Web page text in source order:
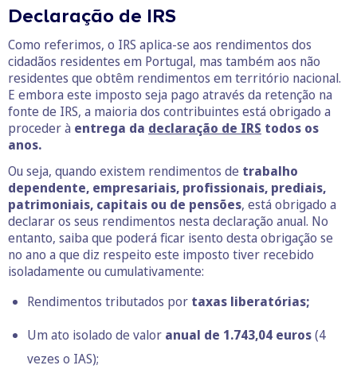
Declaração de IRS
Como referimos, o IRS aplica-se aos rendimentos dos
cidadãos residentes em Portugal, mas também aos não
residentes que obtêm rendimentos em território nacional.
E embora este imposto seja pago através da retenção na
fonte de IRS, a maioria dos contribuintes está obrigado a
proceder à entrega da declaração de IRS todos os
anos.
Ou seja, quando existem rendimentos de trabalho
dependente, empresariais, profissionais, prediais,
patrimoniais, capitais ou de pensões, está obrigado a
declarar os seus rendimentos nesta declaração anual. No
entanto, saiba que poderá ficar isento desta obrigação se
no ano a que diz respeito este imposto tiver recebido
isoladamente ou cumulativamente:
Rendimentos tributados por taxas liberatórias;
Um ato isolado de valor anual de 1.743,04 euros(4
vezes o IAS);